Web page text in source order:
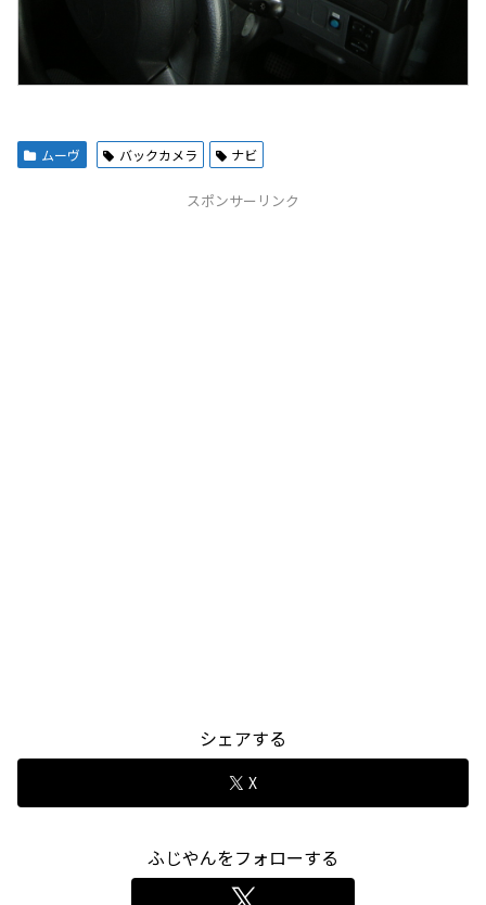
ムーヴ バックカメラ ナビ
スポンサーリンク
シェアする
X
ふじやんをフォローする